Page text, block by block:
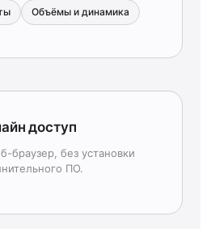
Объёмы и динамика
доступ
браузер, без установки
ПО.